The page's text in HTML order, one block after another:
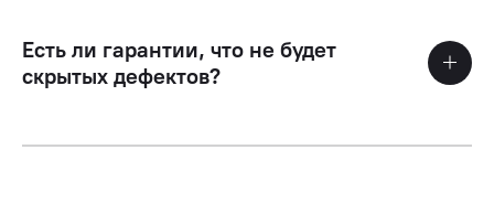
Есть ли гарантии, что не будет
скрытых дефектов?